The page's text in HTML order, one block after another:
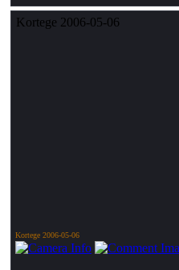
Kortege 2006-05-06
Kortege 2006-05-06